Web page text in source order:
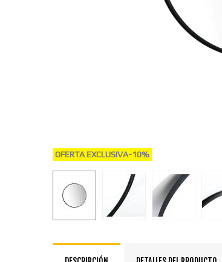
OFERTA EXCLUSIVA-10%